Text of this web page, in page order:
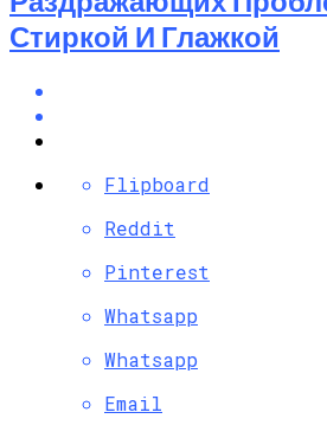
Стиркой И Глажкой
Flipboard
Reddit
Pinterest
Whatsapp
Whatsapp
Email